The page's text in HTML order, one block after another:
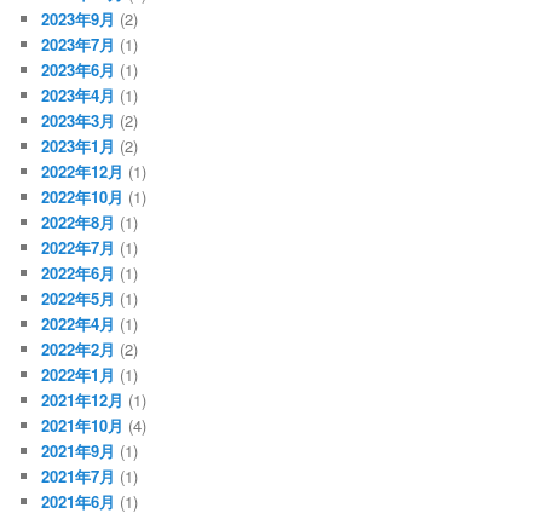
2023年9月 (2)
2023年7月 (1)
2023年6月 (1)
2023年4月 (1)
2023年3月 (2)
2023年1月 (2)
2022年12月 (1)
2022年10月 (1)
2022年8月 (1)
2022年7月 (1)
2022年6月 (1)
2022年5月 (1)
2022年4月 (1)
2022年2月 (2)
2022年1月 (1)
2021年12月 (1)
2021年10月 (4)
2021年9月 (1)
2021年7月 (1)
2021年6月 (1)